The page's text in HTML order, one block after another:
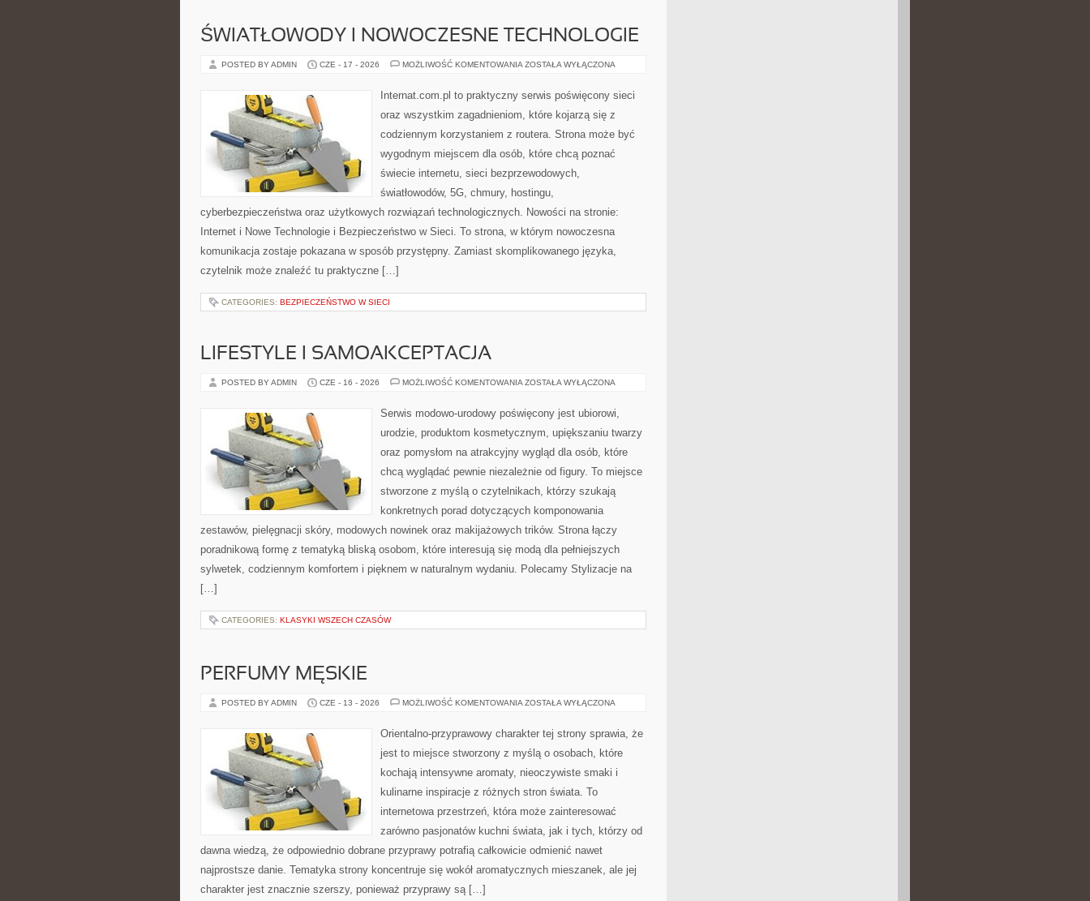
ŚWIATŁOWODY I NOWOCZESNE TECHNOLOGIE
POSTED BY ADMIN CZE - 17 - 2026 MOŻLIWOŚĆ KOMENTOWANIA ŚWIATŁOWODY
TECHNOLOGIE
ZOSTAŁA WYŁĄCZONA
Internat.com.pl to praktyczny serwis poświęcony sieci
oraz wszystkim zagadnieniom, które kojarzą się z
codziennym korzystaniem z routera. Strona może być
wygodnym miejscem dla osób, które chcą poznać
świecie internetu, sieci bezprzewodowych,
światłowodów, 5G, chmury, hostingu,
cyberbezpieczeństwa oraz użytkowych rozwiązań technologicznych. Nowości na stronie:
Internet i Nowe Technologie i Bezpieczeństwo w Sieci. To strona, w którym nowoczesna
komunikacja zostaje pokazana w sposób przystępny. Zamiast skomplikowanego języka,
czytelnik może znaleźć tu praktyczne […]
CATEGORIES: BEZPIECZEŃSTWO W SIECI
LIFESTYLE I SAMOAKCEPTACJA
POSTED BY ADMIN CZE - 16 - 2026 MOŻLIWOŚĆ KOMENTOWANIA LIFESTYLE
ZOSTAŁA WYŁĄCZONA
Serwis modowo-urodowy poświęcony jest ubiorowi,
urodzie, produktom kosmetycznym, upiększaniu twarzy
oraz pomysłom na atrakcyjny wygląd dla osób, które
chcą wyglądać pewnie niezależnie od figury. To miejsce
stworzone z myślą o czytelnikach, którzy szukają
konkretnych porad dotyczących komponowania
zestawów, pielęgnacji skóry, modowych nowinek oraz makijażowych trików. Strona łączy
poradnikową formę z tematyką bliską osobom, które interesują się modą dla pełniejszych
sylwetek, codziennym komfortem i pięknem w naturalnym wydaniu. Polecamy Stylizacje na
[…]
CATEGORIES: KLASYKI WSZECH CZASÓW
PERFUMY MĘSKIE
POSTED BY ADMIN CZE - 13 - 2026 MOŻLIWOŚĆ KOMENTOWANIA PERFUMY
ZOSTAŁA WYŁĄCZONA
Orientalno-przyprawowy charakter tej strony sprawia, że
jest to miejsce stworzony z myślą o osobach, które
kochają intensywne aromaty, nieoczywiste smaki i
kulinarne inspiracje z różnych stron świata. To
internetowa przestrzeń, która może zainteresować
zarówno pasjonatów kuchni świata, jak i tych, którzy od
dawna wiedzą, że odpowiednio dobrane przyprawy potrafią całkowicie odmienić nawet
najprostsze danie. Tematyka strony koncentruje się wokół aromatycznych mieszanek, ale jej
charakter jest znacznie szerszy, ponieważ przyprawy są […]